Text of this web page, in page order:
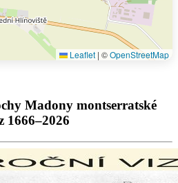
Leaflet | ©OpenStreetMap
Madony montserratské
1666–2026